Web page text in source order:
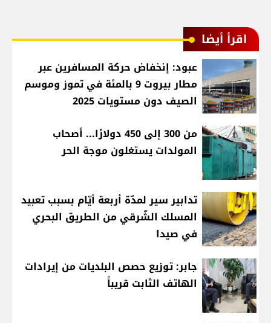
اقرأ أيضا
عبود: إنخفاض حركة المسافرين عبر
مطار بيروت 9 بالمئة في تموز وموسم
الصيف دون مستويات 2025
من 300 إلى 450 دولارًا... أصحاب
المولدات يستغلون موجة الحر
تدابير سير لمدّة أربعة أيّام بسبب تعبيد
المسلك الشّرقي من الطريق البحري
في صيدا
جابر: توزيع حصص البلديات من إيرادات
الهاتف الثابت قريباً